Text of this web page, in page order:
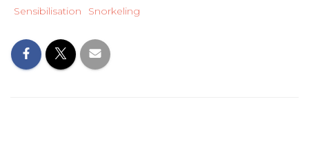
Sensibilisation
Snorkeling